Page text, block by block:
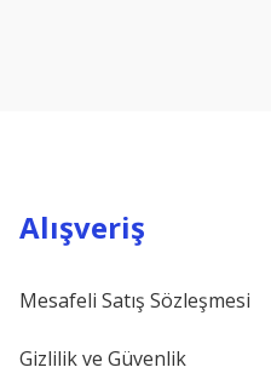
Alışveriş
Mesafeli Satış Sözleşmesi
Gizlilik ve Güvenlik